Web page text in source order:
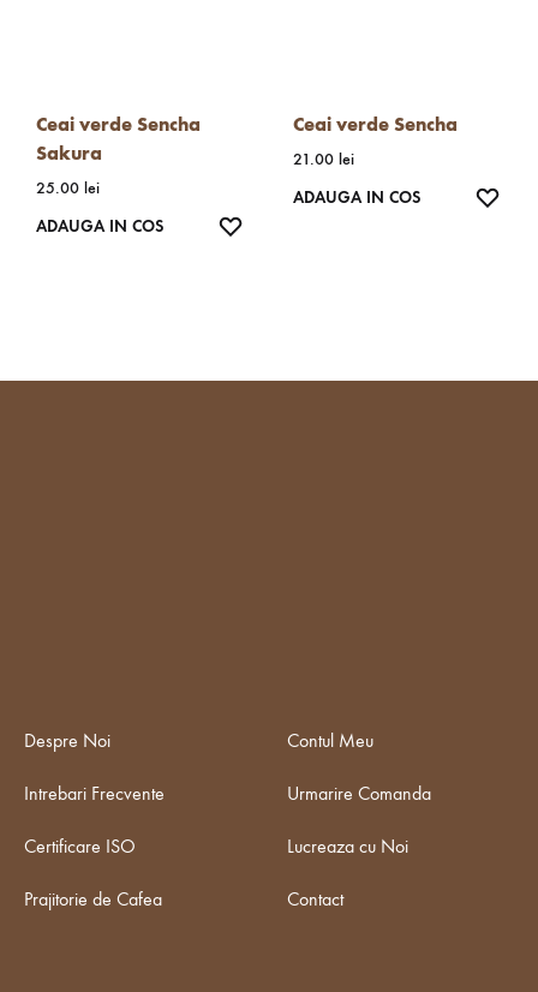
Ceai verde Sencha
Sakura
25.00 lei
ADAUGA IN COS
Ceai verde Sencha
21.00 lei
ADAUGA IN COS
Despre Noi
Intrebari Frecvente
Certificare ISO
Prajitorie de Cafea
Contul Meu
Urmarire Comanda
Lucreaza cu Noi
Contact